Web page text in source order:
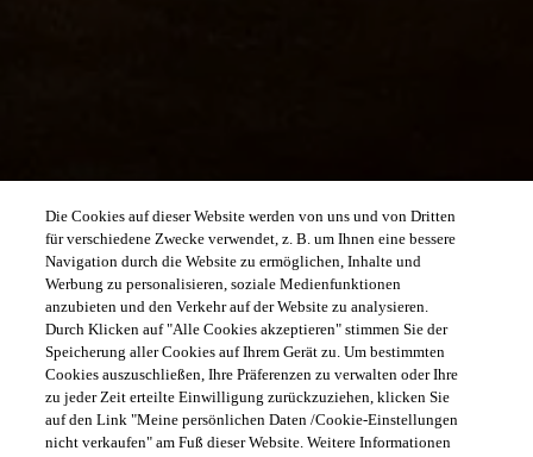
Die Cookies auf dieser Website werden von uns und von Dritten
für verschiedene Zwecke verwendet, z. B. um Ihnen eine bessere
Navigation durch die Website zu ermöglichen, Inhalte und
Werbung zu personalisieren, soziale Medienfunktionen
anzubieten und den Verkehr auf der Website zu analysieren.
Durch Klicken auf "Alle Cookies akzeptieren" stimmen Sie der
Speicherung aller Cookies auf Ihrem Gerät zu. Um bestimmten
Cookies auszuschließen, Ihre Präferenzen zu verwalten oder Ihre
zu jeder Zeit erteilte Einwilligung zurückzuziehen, klicken Sie
auf den Link "Meine persönlichen Daten /Cookie-Einstellungen
nicht verkaufen" am Fuß dieser Website. Weitere Informationen